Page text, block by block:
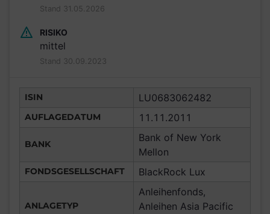
Stand 31.05.2026
RISIKO
mittel
Stand 30.09.2023
ISIN LU0683062482
AUFLAGEDATUM 11.11.2011
BANK
Bank of New York
Mellon
FONDSGESELLSCHAFT BlackRock Lux
ANLAGETYP
Anleihenfonds,
Anleihen Asia Pacific